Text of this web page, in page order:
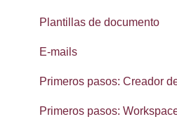
Widgets: panel de inicio
Primeros Pasos:
Primeros Pasos:
Plantillas de documento
E-mails
Primeros pasos: Creador
Primeros pasos: